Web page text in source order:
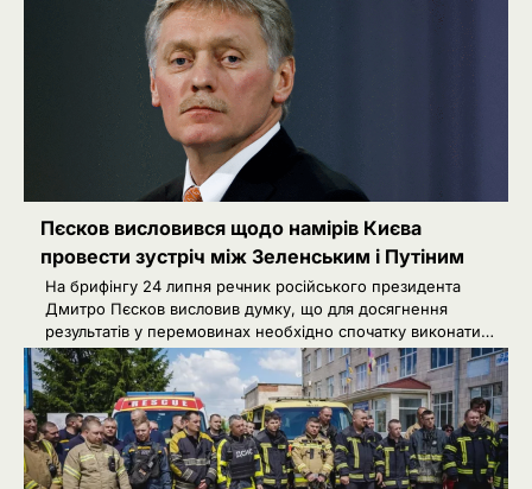
Пєсков висловився щодо намірів Києва
провести зустріч між Зеленським і Путіним
На брифінгу 24 липня речник російського президента
Дмитро Пєсков висловив думку, що для досягнення
результатів у перемовинах необхідно спочатку виконати…